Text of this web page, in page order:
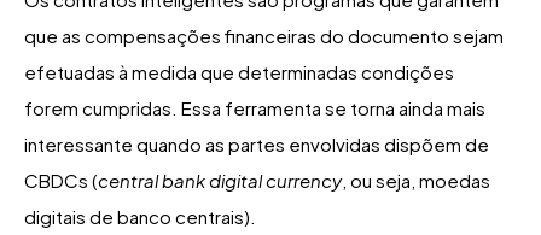
que as compensações financeiras do documento sejam
efetuadas à medida que determinadas condições
forem cumpridas. Essa ferramenta se torna ainda mais
interessante quando as partes envolvidas dispõem de
CBDCs (central bank digital currency, ou seja, moedas
digitais de banco centrais).